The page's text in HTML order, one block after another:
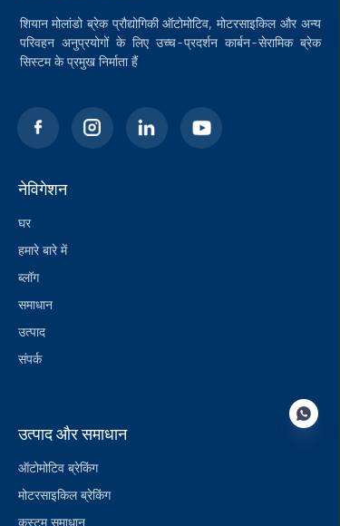
शियान मोलांडो ब्रेक प्रौद्योगिकी ऑटोमोटिव, मोटरसाइकिल और अन्य
परिवहन अनुप्रयोगों के लिए उच्च-प्रदर्शन कार्बन-सेरामिक ब्रेक
सिस्टम के प्रमुख निर्माता हैं
नेविगेशन
घर
हमारे बारे में
ब्लॉग
समाधान
उत्पाद
संपर्क
उत्पाद और समाधान
ऑटोमोटिव ब्रेकिंग
मोटरसाइकिल ब्रेकिंग
कस्टम समाधान
HIN